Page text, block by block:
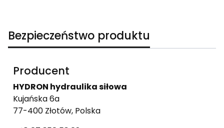
Bezpieczeństwo produktu
Producent
HYDRON hydraulika siłowa
Kujańska 6a
77-400 Złotów, Polska